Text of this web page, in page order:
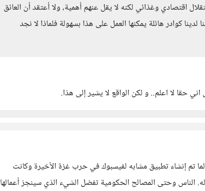
اقتصادي وغذائي لكنه لا يقل عنهم أهمية، ولا أعتقد أن العائق
كوادر هائلة يمكنها العمل على هذا بسهولة فلماذا لا نجد
حقا لا اعلم.. و لكن الواقع لا يشير إلى هذا.
إنشاء تطبيق مشابه لفيسبوك في حرب غزة الأخيرة وكانت
الناس وحتى المصالح الحكومية تفضل الشيء الذي سينجز أعمالها